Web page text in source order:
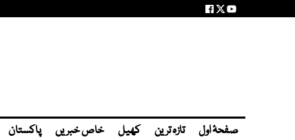
صفحۂ اول تازہ ترین کھیل خاص خبریں پاکستان